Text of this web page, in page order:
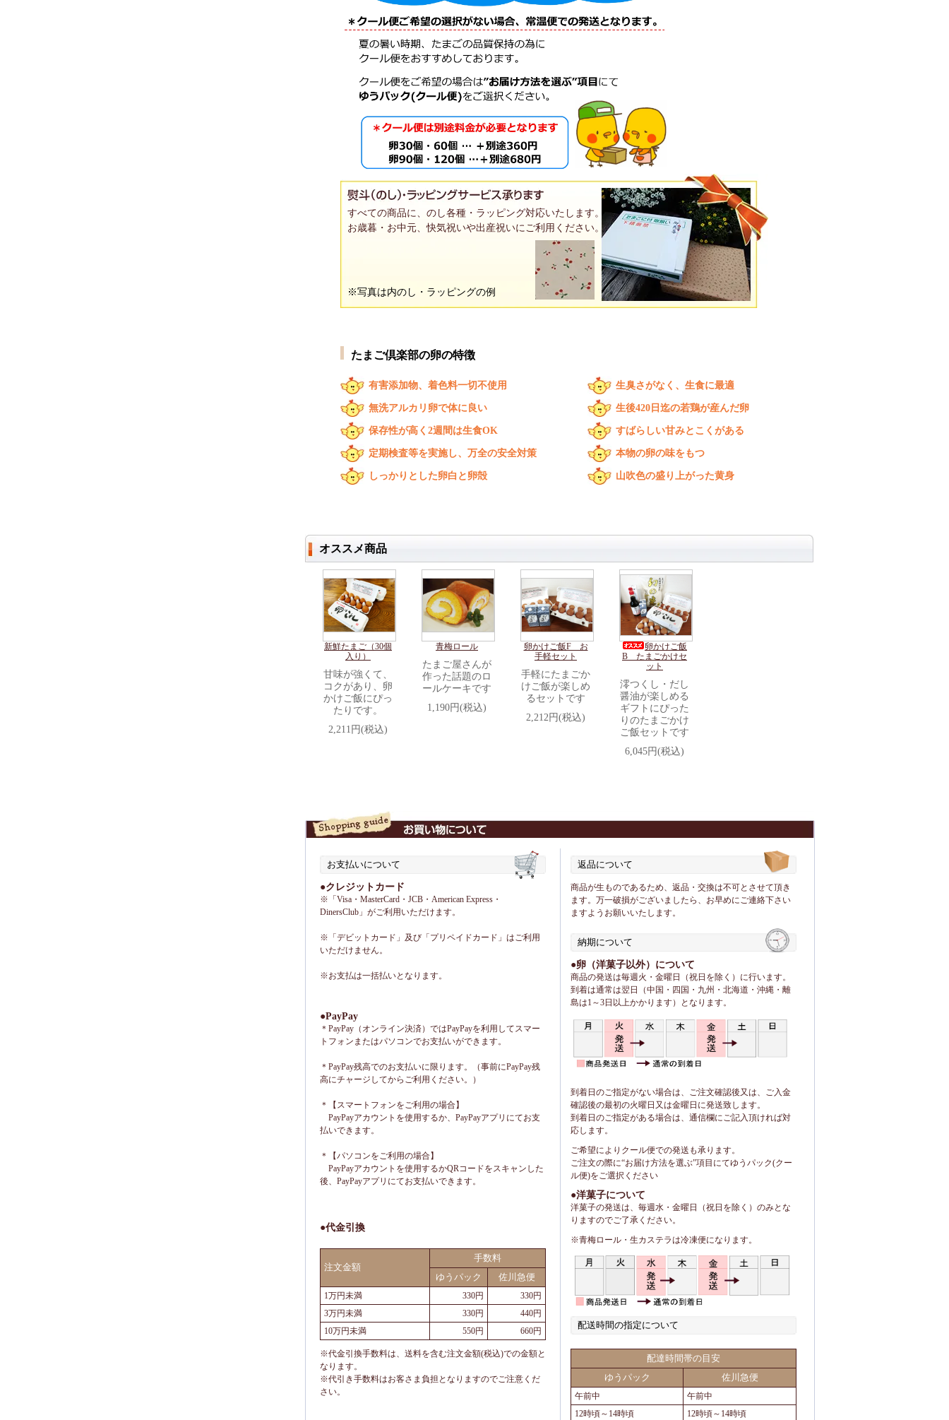
すべての商品に、のし各種・ラッピング対応いたします。
お歳暮・お中元、快気祝いや出産祝いにご利用ください。
※写真は内のし・ラッピングの例
たまご倶楽部の卵の特徴
有害添加物、着色料一切不使用
無洗アルカリ卵で体に良い
保存性が高く2週間は生食OK
定期検査等を実施し、万全の安全対策
しっかりとした卵白と卵殻
生臭さがなく、生食に最適
生後420日迄の若鶏が産んだ卵
すばらしい甘みとこくがある
本物の卵の味をもつ
山吹色の盛り上がった黄身
オススメ商品
新鮮たまご（30個
入り）
甘味が強くて、
コクがあり、卵
かけご飯にぴっ
たりです。
2,211円(税込)
青梅ロール
たまご屋さんが
作った話題のロ
ールケーキです
1,190円(税込)
卵かけご飯F お
手軽セット
手軽にたまごか
けご飯が楽しめ
るセットです
2,212円(税込)
卵かけご飯
B たまごかけセ
ット
澪つくし・だし
醤油が楽しめる
ギフトにぴった
りのたまごかけ
ご飯セットです
6,045円(税込)
お支払いについて
●クレジットカード
※「Visa・MasterCard・JCB・American Express・
DinersClub」がご利用いただけます。
※「デビットカード」及び「プリペイドカード」はご利用
いただけません。
※お支払は一括払いとなります。
●PayPay
＊PayPay（オンライン決済）ではPayPayを利用してスマー
トフォンまたはパソコンでお支払いができます。
＊PayPay残高でのお支払いに限ります。（事前にPayPay残
高にチャージしてからご利用ください。）
＊【スマートフォンをご利用の場合】
PayPayアカウントを使用するか、PayPayアプリにてお支
払いできます。
＊【パソコンをご利用の場合】
PayPayアカウントを使用するかQRコードをスキャンした
後、PayPayアプリにてお支払いできます。
●代金引換
注文金額
手数料
ゆうパック
佐川急便
1万円未満 330円
330円
3万円未満
330円
440円
10万円未満
550円 660円
※代金引換手数料は、送料を含む注文金額(税込)での金額と
なります。
※代引き手数料はお客さま負担となりますのでご注意くだ
さい。
返品について
商品が生ものであるため、返品・交換は不可とさせて頂き
ます。万一破損がございましたら、お早めにご連絡下さい
ますようお願いいたします。
納期について
●卵（洋菓子以外）について
商品の発送は毎週火・金曜日（祝日を除く）に行います。
到着は通常は翌日（中国・四国・九州・北海道・沖縄・離
島は1～3日以上かかります）となります。
到着日のご指定がない場合は、ご注文確認後又は、ご入金
確認後の最初の火曜日又は金曜日に発送致します。
到着日のご指定がある場合は、通信欄にご記入頂ければ対
応します。
ご希望によりクール便での発送も承ります。
ご注文の際に“お届け方法を選ぶ”項目にてゆうパック(クー
ル便)をご選択ください
●洋菓子について
洋菓子の発送は、毎週水・金曜日（祝日を除く）のみとな
りますのでご了承ください。
※青梅ロール・生カステラは冷凍便になります。
配送時間の指定について
配達時間帯の目安
ゆうパック
佐川急便
午前中
午前中
12時頃～14時頃
12時頃～14時頃